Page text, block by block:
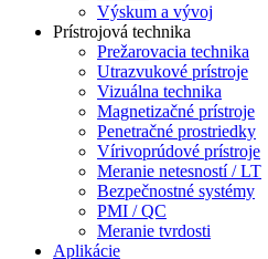
Výskum a vývoj
Prístrojová technika
Prežarovacia technika
Utrazvukové prístroje
Vizuálna technika
Magnetizačné prístroje
Penetračné prostriedky
Vírivoprúdové prístroje
Meranie netesností / LT
Bezpečnostné systémy
PMI / QC
Meranie tvrdosti
Aplikácie